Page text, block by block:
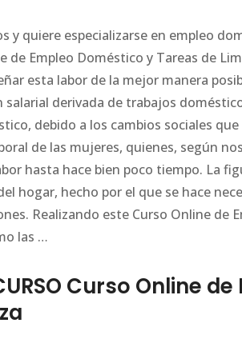
y quiere especializarse en empleo
de Empleo Doméstico y Tareas de
esta labor de la mejor manera
derivada de trabajos
debido a los cambios sociales
de las mujeres, quienes, según
hasta hace bien poco tiempo. La
hogar, hecho por el que se hace
Realizando este Curso Online de
las …
Curso Online